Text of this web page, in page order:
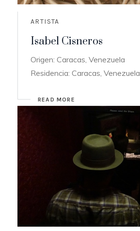
ARTISTA
Isabel Cisneros
Origen: Caracas, Venezuela
Residencia: Caracas, Venezuela
READ MORE